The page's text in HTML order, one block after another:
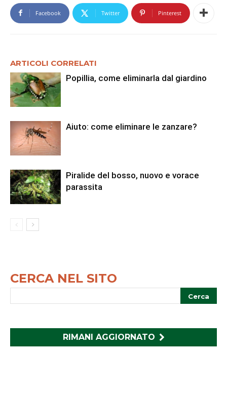
Facebook Twitter Pinterest
ARTICOLI CORRELATI
Popillia, come eliminarla dal giardino
Aiuto: come eliminare le zanzare?
Piralide del bosso, nuovo e vorace
parassita
CERCA NEL SITO
RIMANI AGGIORNATO